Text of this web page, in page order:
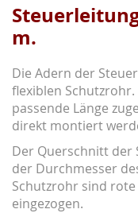
m.
Die Adern der
flexiblen
passende Länge
direkt montiert
Der Querschnitt der
der Durchmesser
Schutzrohr sind
eingezogen.